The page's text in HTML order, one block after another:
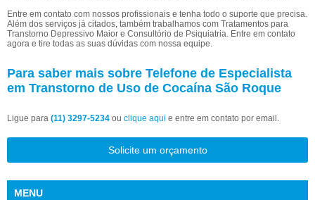
Entre em contato com nossos profissionais e tenha todo o suporte que precisa.
Além dos serviços já citados, também trabalhamos com Tratamentos para
Transtorno Depressivo Maior e Consultório de Psiquiatria. Entre em contato
agora e tire todas as suas dúvidas com nossa equipe.
Para saber mais sobre Telefone de Especialista
em Transtorno de Uso de Cocaína São Roque
Ligue para (11) 3297-5234 ou clique aqui e entre em contato por email.
Solicite um orçamento
MENU